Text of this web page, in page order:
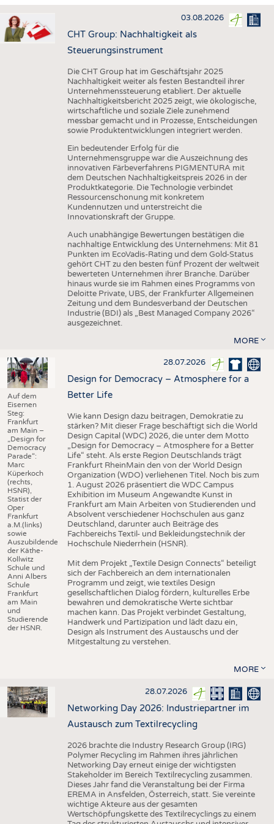
HAUS- UND HEIMTEXTILIEN
BEKLEIDUNG
AUSSCHREIBUNGEN
DTV AUSSCHREIBUNGSDIENST
STATISTICS
ADRESSEN & LINKS
PUBLIKATIONEN
BRANCHENTERMINE
03.08.2026
CHT Group: Nachhaltigkeit als
Steuerungsinstrument
Die CHT Group hat im Geschäftsjahr 2025
Nachhaltigkeit weiter als festen Bestandteil ihrer
Unternehmenssteuerung etabliert. Der aktuelle
Nachhaltigkeitsbericht 2025 zeigt, wie ökologische,
wirtschaftliche und soziale Ziele zunehmend
messbar gemacht und in Prozesse, Entscheidungen
sowie Produktentwicklungen integriert werden.
Ein bedeutender Erfolg für die
Unternehmensgruppe war die Auszeichnung des
innovativen Färbeverfahrens PIGMENTURA mit
dem Deutschen Nachhaltigkeitspreis 2026 in der
Produktkategorie. Die Technologie verbindet
Ressourcenschonung mit konkretem
Kundennutzen und unterstreicht die
Innovationskraft der Gruppe.
Auch unabhängige Bewertungen bestätigen die
nachhaltige Entwicklung des Unternehmens: Mit 81
Punkten im EcoVadis-Rating und dem Gold-Status
gehört CHT zu den besten fünf Prozent der weltweit
bewerteten Unternehmen ihrer Branche. Darüber
hinaus wurde sie im Rahmen eines Programms von
Deloitte Private, UBS, der Frankfurter Allgemeinen
Zeitung und dem Bundesverband der Deutschen
Industrie (BDI) als „Best Managed Company 2026“
ausgezeichnet.
MORE
Auf dem
Eisernen
Steg:
Frankfurt
am Main –
„Design for
Democracy
Parade“:
Marc
Küperkoch
(rechts,
HSNR),
Statist der
Oper
Frankfurt
a.M.(links)
sowie
Auszubildende
der Käthe-
Kollwitz
Schule und
Anni Albers
Schule
Frankfurt
am Main
und
Studierende
der HSNR.
28.07.2026
Design for Democracy – Atmosphere for a
Better Life
Wie kann Design dazu beitragen, Demokratie zu
stärken? Mit dieser Frage beschäftigt sich die World
Design Capital (WDC) 2026, die unter dem Motto
„Design for Democracy – Atmosphere for a Better
Life“ steht. Als erste Region Deutschlands trägt
Frankfurt RheinMain den von der World Design
Organization (WDO) verliehenen Titel. Noch bis zum
1. August 2026 präsentiert die WDC Campus
Exhibition im Museum Angewandte Kunst in
Frankfurt am Main Arbeiten von Studierenden und
Absolvent verschiedener Hochschulen aus ganz
Deutschland, darunter auch Beiträge des
Fachbereichs Textil- und Bekleidungstechnik der
Hochschule Niederrhein (HSNR).
Mit dem Projekt „Textile Design Connects“ beteiligt
sich der Fachbereich an dem internationalen
Programm und zeigt, wie textiles Design
gesellschaftlichen Dialog fördern, kulturelles Erbe
bewahren und demokratische Werte sichtbar
machen kann. Das Projekt verbindet Gestaltung,
Handwerk und Partizipation und lädt dazu ein,
Design als Instrument des Austauschs und der
Mitgestaltung zu verstehen.
MORE
28.07.2026
Networking Day 2026: Industriepartner im
Austausch zum Textilrecycling
2026 brachte die Industry Research Group (IRG)
Polymer Recycling im Rahmen ihres jährlichen
Networking Day erneut einige der wichtigsten
Stakeholder im Bereich Textilrecycling zusammen.
Dieses Jahr fand die Veranstaltung bei der Firma
EREMA in Ansfelden, Österreich, statt. Sie vereinte
wichtige Akteure aus der gesamten
Wertschöpfungskette des Textilrecyclings zu einem